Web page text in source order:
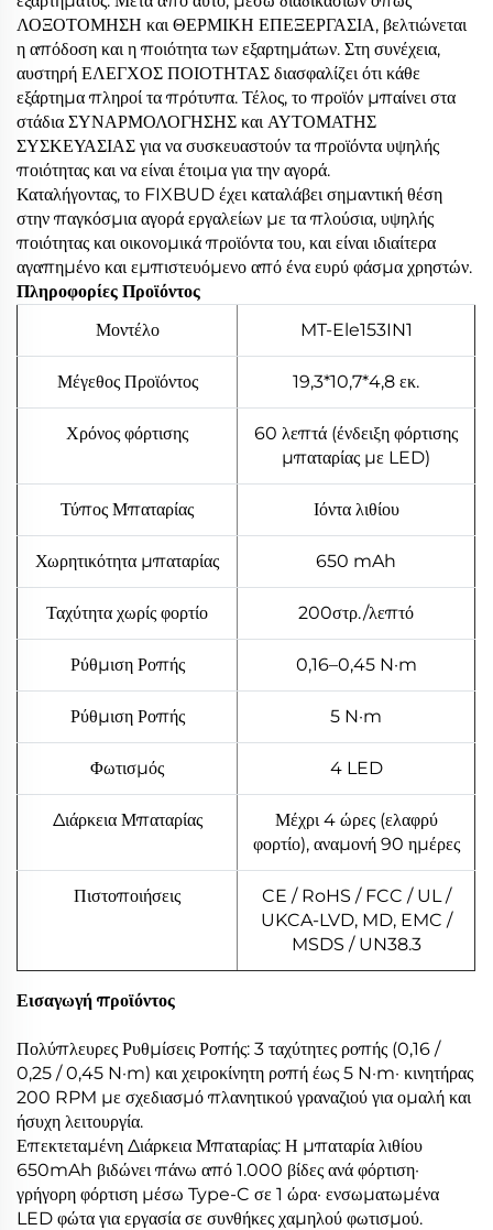
ΛΟΞΟΤΟΜΗΣΗ και ΘΕΡΜΙΚΗ ΕΠΕΞΕΡΓΑΣΙΑ, βελτιώνεται
η απόδοση και η ποιότητα των εξαρτημάτων. Στη συνέχεια,
αυστηρή ΕΛΕΓΧΟΣ ΠΟΙΟΤΗΤΑΣ διασφαλίζει ότι κάθε
εξάρτημα πληροί τα πρότυπα. Τέλος, το προϊόν μπαίνει στα
στάδια ΣΥΝΑΡΜΟΛΟΓΗΣΗΣ και ΑΥΤΟΜΑΤΗΣ
ΣΥΣΚΕΥΑΣΙΑΣ για να συσκευαστούν τα προϊόντα υψηλής
ποιότητας και να είναι έτοιμα για την αγορά.
Καταλήγοντας, το FIXBUD έχει καταλάβει σημαντική θέση
στην παγκόσμια αγορά εργαλείων με τα πλούσια, υψηλής
ποιότητας και οικονομικά προϊόντα του, και είναι ιδιαίτερα
αγαπημένο και εμπιστευόμενο από ένα ευρύ φάσμα χρηστών.
Πληροφορίες Προϊόντος
Μοντέλο
MT-Ele153IN1
Μέγεθος Προϊόντος 19,3*10,7*4,8 εκ.
Χρόνος φόρτισης
60 λεπτά (ένδειξη φόρτισης
μπαταρίας με LED)
Τύπος Μπαταρίας Ιόντα λιθίου
Χωρητικότητα μπαταρίας 650 mAh
Ταχύτητα χωρίς φορτίο 200στρ./λεπτό
Ρύθμιση Ροπής 0,16–0,45 N·m
Ρύθμιση Ροπής 5 N·m
Φωτισμός 4 LED
Διάρκεια Μπαταρίας
Μέχρι 4 ώρες (ελαφρύ
φορτίο), αναμονή 90 ημέρες
Πιστοποιήσεις
CE / RoHS / FCC / UL /
UKCA-LVD, MD, EMC /
MSDS / UN38.3
Εισαγωγή προϊόντος
Πολύπλευρες Ρυθμίσεις Ροπής: 3 ταχύτητες ροπής (0,16 /
0,25 / 0,45 N·m) και χειροκίνητη ροπή έως 5 N·m· κινητήρας
200 RPM με σχεδιασμό πλανητικού γραναζιού για ομαλή και
ήσυχη λειτουργία.
Επεκτεταμένη Διάρκεια Μπαταρίας: Η μπαταρία λιθίου
650mAh βιδώνει πάνω από 1.000 βίδες ανά φόρτιση·
γρήγορη φόρτιση μέσω Type-C σε 1 ώρα· ενσωματωμένα
LED φώτα για εργασία σε συνθήκες χαμηλού φωτισμού.